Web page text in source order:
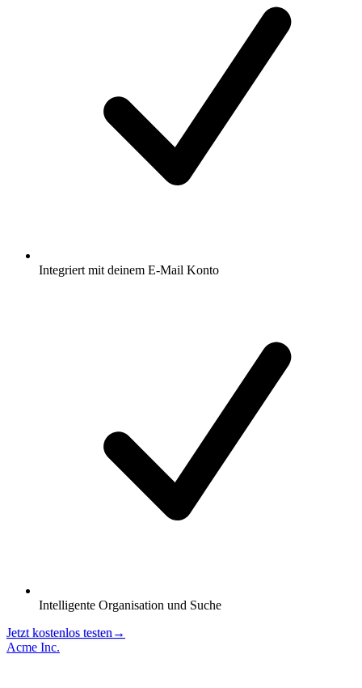
Integriert mit deinem E-Mail Konto
Intelligente Organisation und Suche
Jetzt kostenlos testen →
Acme Inc.